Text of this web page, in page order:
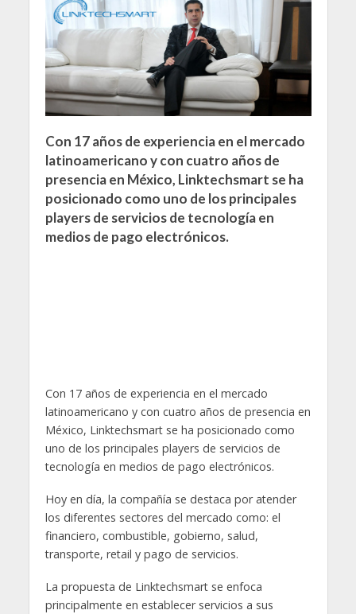
Con 17 años de experiencia en el mercado
latinoamericano y con cuatro años de
presencia en México, Linktechsmart se ha
posicionado como uno de los principales
players de servicios de tecnología en
medios de pago electrónicos.
Con 17 años de experiencia en el mercado
latinoamericano y con cuatro años de presencia en
México, Linktechsmart se ha posicionado como
uno de los principales players de servicios de
tecnología en medios de pago electrónicos.
Hoy en día, la compañía se destaca por atender
los diferentes sectores del mercado como: el
financiero, combustible, gobierno, salud,
transporte, retail y pago de servicios.
La propuesta de Linktechsmart se enfoca
principalmente en establecer servicios a sus